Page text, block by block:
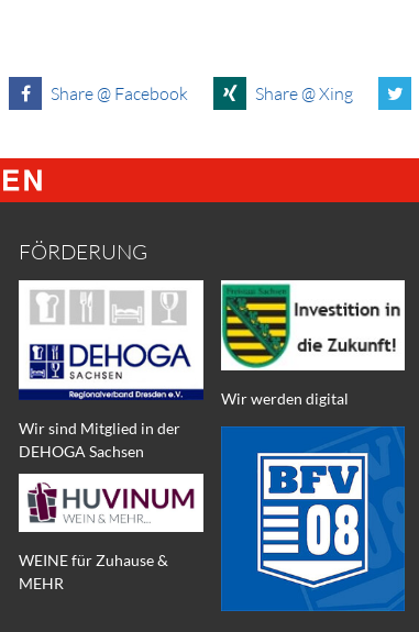
Share @ Facebook Share @ Xing
FÖRDERUNG
Wir sind Mitglied in der
DEHOGA Sachsen
WEINE für Zuhause &
MEHR
Wir werden digital